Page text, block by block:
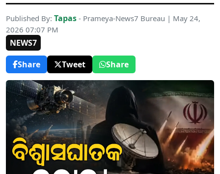
Published By: Tapas - Prameya-News7 Bureau | May 24,
2026 07:07 PM
NEWS7
Share
Tweet Share